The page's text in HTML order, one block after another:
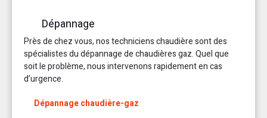
Dépannage
Près de chez vous, nos techniciens chaudière sont des
spécialistes du dépannage de chaudières gaz. Quel que
soit le problème, nous intervenons rapidement en cas
d’urgence.
Dépannage chaudière-gaz